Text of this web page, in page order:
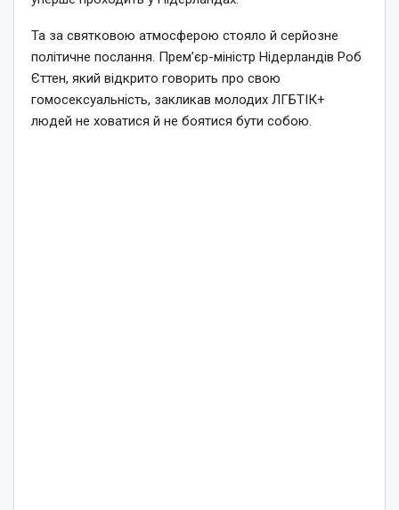
Та за святковою атмосферою стояло й серйозне
політичне послання. Прем’єр-міністр Нідерландів Роб
Єттен, який відкрито говорить про свою
гомосексуальність, закликав молодих ЛГБТІК+
людей не ховатися й не боятися бути собою.